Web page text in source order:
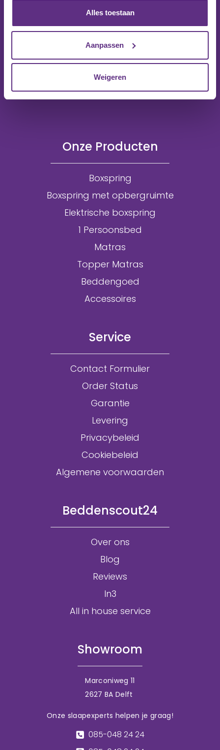
Alles toestaan
Aanpassen
Weigeren
Onze Producten
Boxspring
Boxspring met opbergruimte
Elektrische boxspring
1 Persoonsbed
Matras
Topper Matras
Beddengoed
Accessoires
Service
Contact Formulier
Order Status
Garantie
Levering
Privacybeleid
Cookiebeleid
Algemene voorwaarden
Beddenscout24
Over ons
Blog
Reviews
In3
All in house service
Showroom
Marconiweg 11
2627 BA Delft
Onze slaapexperts helpen je graag!
085-048 24 24